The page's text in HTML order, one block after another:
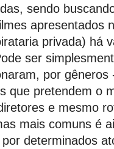
sendo
apresentados
privada) há
ser
por gêneros
que pretendem o
e mesmo
mais comuns é
determinados